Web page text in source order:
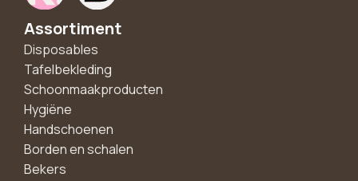
Assortiment
Disposables
Tafelbekleding
Schoonmaakproducten
Hygiëne
Handschoenen
Borden en schalen
Bekers